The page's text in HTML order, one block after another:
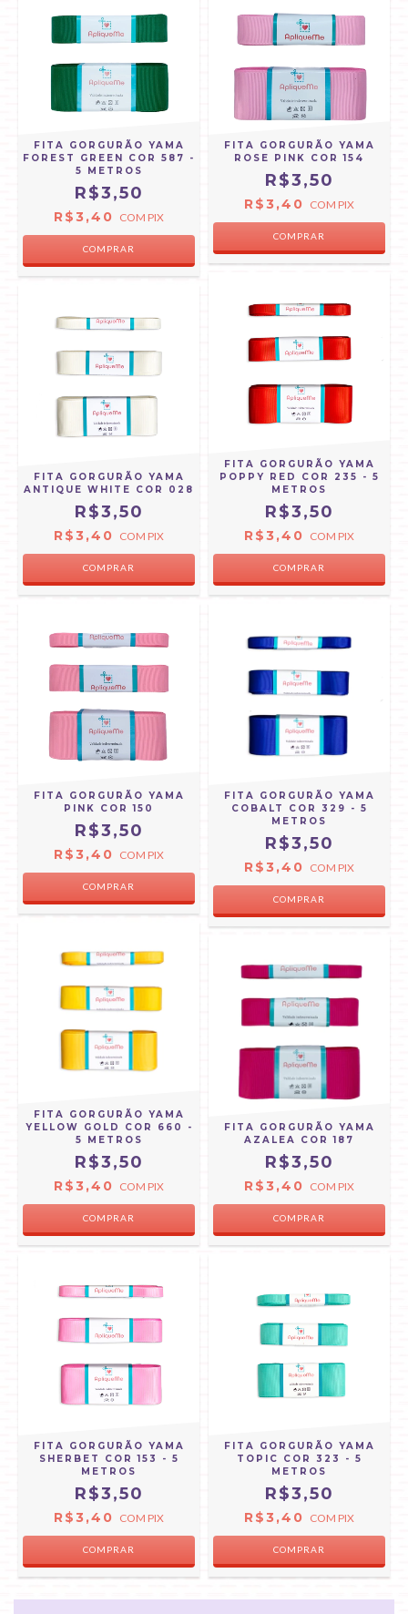
FITA GORGURÃO YAMA
FOREST GREEN COR 587 -
5 METROS
R$3,50
R$3,40 COM PIX
COMPRAR
FITA GORGURÃO YAMA
ROSE PINK COR 154
R$3,50
R$3,40 COM PIX
COMPRAR
FITA GORGURÃO YAMA
ANTIQUE WHITE COR 028
R$3,50
R$3,40 COM PIX
COMPRAR
FITA GORGURÃO YAMA
POPPY RED COR 235 - 5
METROS
R$3,50
R$3,40 COM PIX
COMPRAR
FITA GORGURÃO YAMA
PINK COR 150
R$3,50
R$3,40 COM PIX
COMPRAR
FITA GORGURÃO YAMA
COBALT COR 329 - 5
METROS
R$3,50
R$3,40 COM PIX
COMPRAR
FITA GORGURÃO YAMA
YELLOW GOLD COR 660 -
5 METROS
R$3,50
R$3,40 COM PIX
COMPRAR
FITA GORGURÃO YAMA
AZALEA COR 187
R$3,50
R$3,40 COM PIX
COMPRAR
FITA GORGURÃO YAMA
SHERBET COR 153 - 5
METROS
R$3,50
R$3,40 COM PIX
COMPRAR
FITA GORGURÃO YAMA
TOPIC COR 323 - 5
METROS
R$3,50
R$3,40 COM PIX
COMPRAR